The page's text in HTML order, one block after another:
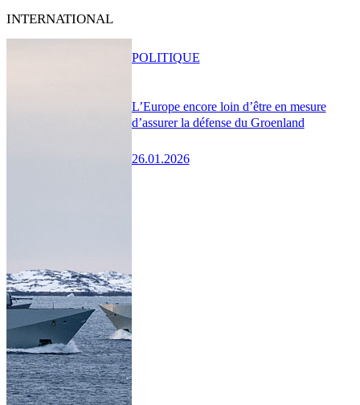
INTERNATIONAL
L’Europe encore loin d’être en mesure
d’assurer la défense du Groenland
26.01.2026
POLITIQUE